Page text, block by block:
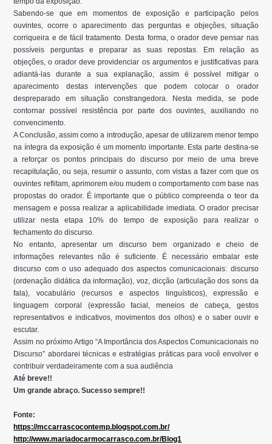
Sabendo-se que em momentos de exposição e participação pelos
ouvintes, ocorre o aparecimento das perguntas e objeções, situação
corriqueira e de fácil tratamento. Desta forma, o orador deve pensar nas
possíveis perguntas e preparar as suas repostas. Em relação as
objeções, o orador deve providenciar os argumentos e justificativas para
adiantá-las durante a sua explanação, assim é possível mitigar o
aparecimento destas intervenções que podem colocar o orador
despreparado em situação constrangedora. Nesta medida, se pode
contornar possível resistência por parte dos ouvintes, auxiliando no
convencimento.
A Conclusão, assim como a introdução, apesar de utilizarem menor tempo
na íntegra da exposição é um momento importante. Esta parte destina-se
a reforçar os pontos principais do discurso por meio de uma breve
recapitulação, ou seja, resumir o assunto, com vistas a fazer com que os
ouvintes reflitam, aprimorem e/ou mudem o comportamento com base nas
propostas do orador. É importante que o público compreenda o teor da
mensagem e possa realizar a aplicabilidade imediata. O orador precisar
utilizar nesta etapa 10% do tempo de exposição para realizar o
fechamento do discurso.
No entanto, apresentar um discurso bem organizado e cheio de
informações relevantes não é suficiente. É necessário embalar este
discurso com o uso adequado dos aspectos comunicacionais: discurso
(ordenação didática da informação), voz, dicção (articulação dos sons da
fala), vocabulário (recursos e aspectos linguísticos), expressão e
linguagem corporal (expressão facial, meneios de cabeça, gestos
representativos e indicativos, movimentos dos olhos) e o saber ouvir e
escutar.
Assim no próximo Artigo “A Importância dos Aspectos Comunicacionais no
Discurso” abordarei técnicas e estratégias práticas para você envolver e
contribuir verdadeiramente com a sua audiência
Até breve!!
Um grande abraço. Sucesso sempre!!
Fonte:
https://mccarrascocontemp.blogspot.com.br/
http://www.mariadocarmocarrasco.com.br/Blog1